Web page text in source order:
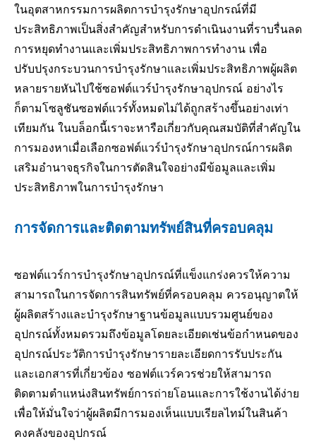
ในอุตสาหกรรมการผลิตการบำรุงรักษาอุปกรณ์ที่มี
ประสิทธิภาพเป็นสิ่งสำคัญสำหรับการดำเนินงานที่ราบรื่นลด
การหยุดทำงานและเพิ่มประสิทธิภาพการทำงาน เพื่อ
ปรับปรุงกระบวนการบำรุงรักษาและเพิ่มประสิทธิภาพผู้ผลิต
หลายรายหันไปใช้ซอฟต์แวร์บำรุงรักษาอุปกรณ์ อย่างไร
ก็ตามโซลูชันซอฟต์แวร์ทั้งหมดไม่ได้ถูกสร้างขึ้นอย่างเท่า
เทียมกัน ในบล็อกนี้เราจะหารือเกี่ยวกับคุณสมบัติที่สำคัญใน
การมองหาเมื่อเลือกซอฟต์แวร์บำรุงรักษาอุปกรณ์การผลิต
เสริมอำนาจธุรกิจในการตัดสินใจอย่างมีข้อมูลและเพิ่ม
ประสิทธิภาพในการบำรุงรักษา
การจัดการและติดตามทรัพย์สินที่ครอบคลุม
ซอฟต์แวร์การบำรุงรักษาอุปกรณ์ที่แข็งแกร่งควรให้ความ
สามารถในการจัดการสินทรัพย์ที่ครอบคลุม ควรอนุญาตให้
ผู้ผลิตสร้างและบำรุงรักษาฐานข้อมูลแบบรวมศูนย์ของ
อุปกรณ์ทั้งหมดรวมถึงข้อมูลโดยละเอียดเช่นข้อกำหนดของ
อุปกรณ์ประวัติการบำรุงรักษารายละเอียดการรับประกัน
และเอกสารที่เกี่ยวข้อง ซอฟต์แวร์ควรช่วยให้สามารถ
ติดตามตำแหน่งสินทรัพย์การถ่ายโอนและการใช้งานได้ง่าย
เพื่อให้มั่นใจว่าผู้ผลิตมีการมองเห็นแบบเรียลไทม์ในสินค้า
คงคลังของอุปกรณ์